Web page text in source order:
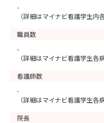
-
（詳細はマイナビ看護学生内
職員数
-
（詳細はマイナビ看護学生各
看護師数
-
（詳細はマイナビ看護学生各
院長